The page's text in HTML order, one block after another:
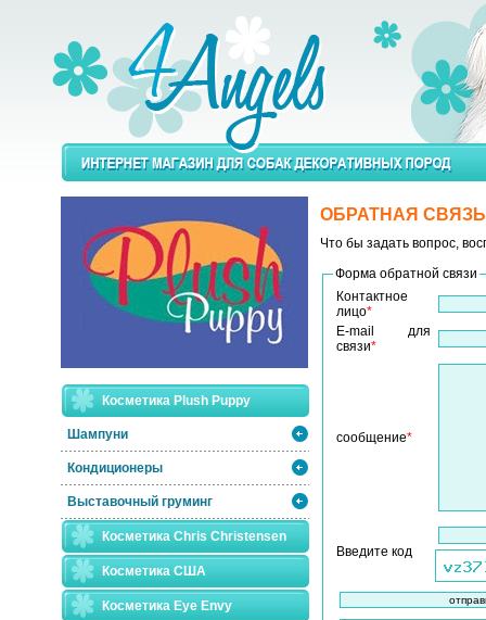
Косметика Plush Puppy
Шампуни
Кондиционеры
Выставочный груминг
Косметика Chris Christensen
Косметика США
Косметика Eye Envy
ОБРАТНАЯ СВЯЗЬ
Что бы задать вопрос,
Форма обратной связи
Контактное
лицо*
E-mail для
связи*
сообщение*
Введите код